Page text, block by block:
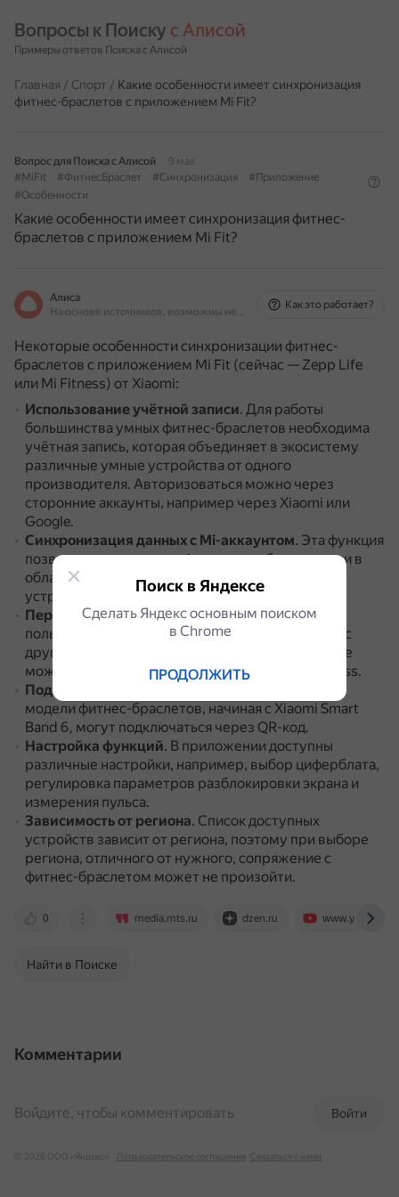
Вопросы к Поиску с Алисой
Примеры ответов Поиска с Алисой
Главная / Спорт / Какие особенности имеет синхронизация
фитнес-браслетов с приложением Mi Fit?
Вопрос для Поиска с Алисой
9 мая
#MiFit
#ФитнесБраслет #Синхронизация
#Приложение
#Особенности
Какие особенности имеет синхронизация фитнес-
браслетов с приложением Mi Fit?
Алиса
На основе источников, возможны неточности
Как это работает?
Некоторые особенности синхронизации фитнес-
браслетов с приложением Mi Fit (сейчас — Zepp Life
или Mi Fitness) от Xiaomi:
Использование учётной записи. Для работы
большинства умных фитнес-браслетов необходима
учётная запись, которая объединяет в экосистему
различные умные устройства от одного
производителя. Авторизоваться можно через
сторонние аккаунты, например через Xiaomi или
Google.
Синхронизация данных с Mi-аккаунтом. Эта функция
позволяет сохранять информацию об активности в
облаке и синхронизировать её между своими
устройствами.
Перенос данных.Если пользователь уже
пользовался приложениями Zepp Life или Mi Fit с
другими носимыми устройствами, то все данные
можно перенести в актуальную версию Mi Fitness.
Подключение с помощью QR-кода
модели фитнес-браслетов, начиная с Xiaomi Smart
Band 6, могут подключаться через QR-код.
Настройка функций. В приложении доступны
различные настройки, например, выбор циферблата,
регулировка параметров разблокировки экрана и
измерения пульса.
Зависимость от региона. Список доступных
устройств зависит от региона, поэтому при выборе
региона, отличного от нужного, сопряжение с
фитнес-браслетом может не произойти.
0 media.mts.ru dzen.ru
Найти в Поиске
Комментарии
Войти
Войдите, чтобы комментировать
© 2026 ООО «Яндекс» Пользовательское соглашение Связаться с нами
Поиск в Яндексе
Сделать Яндекс основным поиском
в Сhrome
ПРОДОЛЖИТЬ